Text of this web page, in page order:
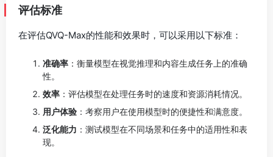
评估标准
在评估QVQ-Max的性能和效果时，可以采用以下标准：
准确率 ：衡量模型在视觉推理和内容生成任务上的准确
性。
效率 ：评估模型在处理任务时的速度和资源消耗情况。
用户体验 ：考察用户在使用模型时的便捷性和满意度。
泛化能力 ：测试模型在不同场景和任务中的适用性和表
现。